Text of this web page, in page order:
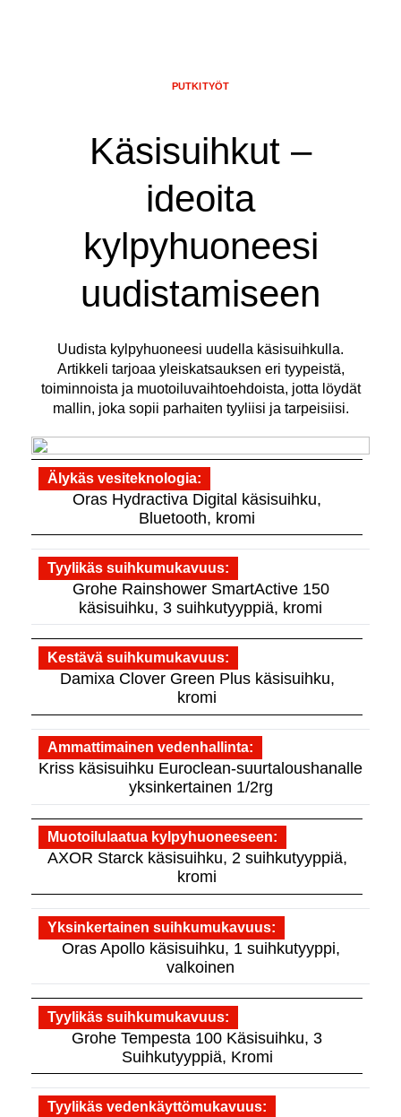
Käsisuihkut –
ideoita
kylpyhuoneesi
uudistamiseen
PUTKITYÖT
Uudista kylpyhuoneesi uudella käsisuihkulla.
Artikkeli tarjoaa yleiskatsauksen eri tyypeistä,
toiminnoista ja muotoiluvaihtoehdoista, jotta löydät
mallin, joka sopii parhaiten tyyliisi ja tarpeisiisi.
Älykäs vesiteknologia
Oras Hydractiva Digital käsisuihku,
Bluetooth, kromi
Tyylikäs suihkumukavuus
Grohe Rainshower SmartActive 150
käsisuihku, 3 suihkutyyppiä, kromi
Kestävä suihkumukavuus
Damixa Clover Green Plus käsisuihku,
kromi
Ammattimainen vedenhallinta
Kriss käsisuihku Euroclean-suurtaloushanalle
yksinkertainen 1/2rg
Muotoilulaatua kylpyhuoneeseen
AXOR Starck käsisuihku, 2 suihkutyyppiä,
kromi
Yksinkertainen suihkumukavuus
Oras Apollo käsisuihku, 1 suihkutyyppi,
valkoinen
Tyylikäs suihkumukavuus
Grohe Tempesta 100 Käsisuihku, 3
Suihkutyyppiä, Kromi
Tyylikäs vedenkäyttömukavuus